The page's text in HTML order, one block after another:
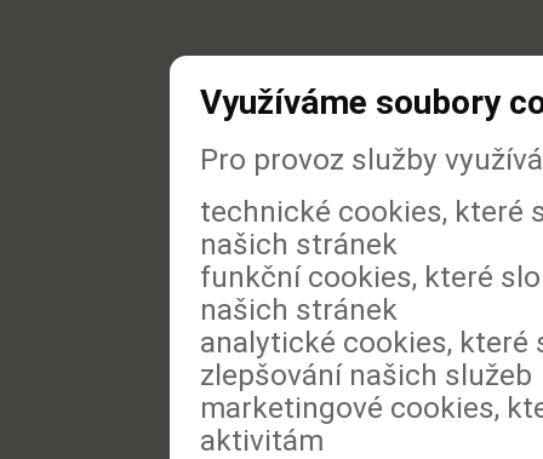
Využíváme soubory
Pro provoz služby
technické cookies, které
našich stránek
funkční cookies, které
našich stránek
analytické cookies, které
zlepšování našich služeb
marketingové cookies,
aktivitám